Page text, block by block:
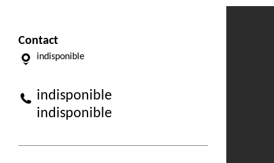
Contact
indisponible
indisponible
indisponible